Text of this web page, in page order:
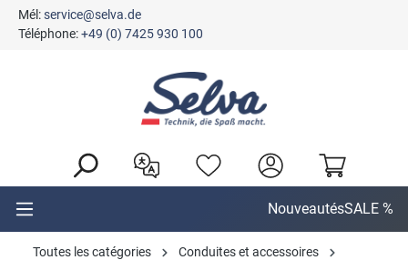
principal
Mél:service@selva.de
Téléphone:+49 (0) 7425 930 100
NouveautésSALE %
Toutes les catégories
Conduites et accessoires